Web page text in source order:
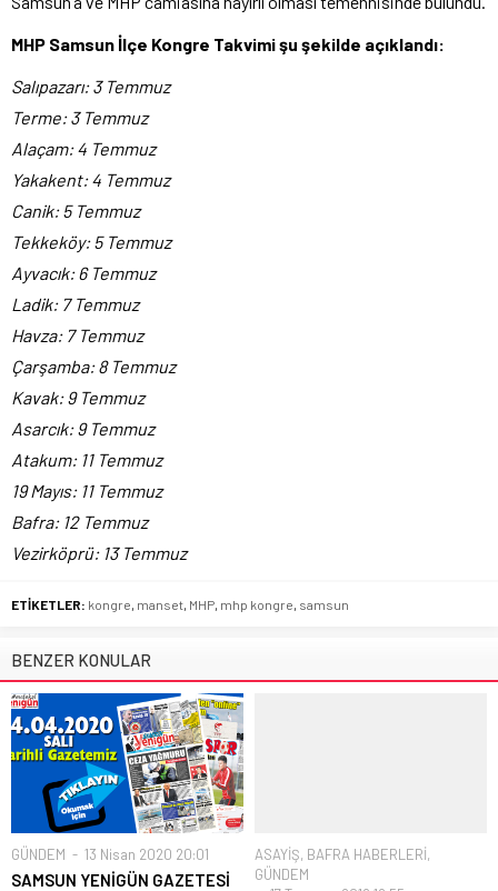
MHP Samsun İlçe Kongre Takvimi şu şekilde açıklandı:
Salıpazarı: 3 Temmuz
Terme: 3 Temmuz
Alaçam: 4 Temmuz
Yakakent: 4 Temmuz
Canik: 5 Temmuz
Tekkeköy: 5 Temmuz
Ayvacık: 6 Temmuz
Ladik: 7 Temmuz
Havza: 7 Temmuz
Çarşamba: 8 Temmuz
Kavak: 9 Temmuz
Asarcık: 9 Temmuz
Atakum: 11 Temmuz
19 Mayıs: 11 Temmuz
Bafra: 12 Temmuz
Vezirköprü: 13 Temmuz
ETİKETLER: kongre, manset, MHP, mhp kongre, samsun
BENZER KONULAR
GÜNDEM 13 Nisan 2020 20:01
SAMSUN YENİGÜN GAZETESİ
ASAYİŞ, BAFRA HABERLERİ,
GÜNDEM